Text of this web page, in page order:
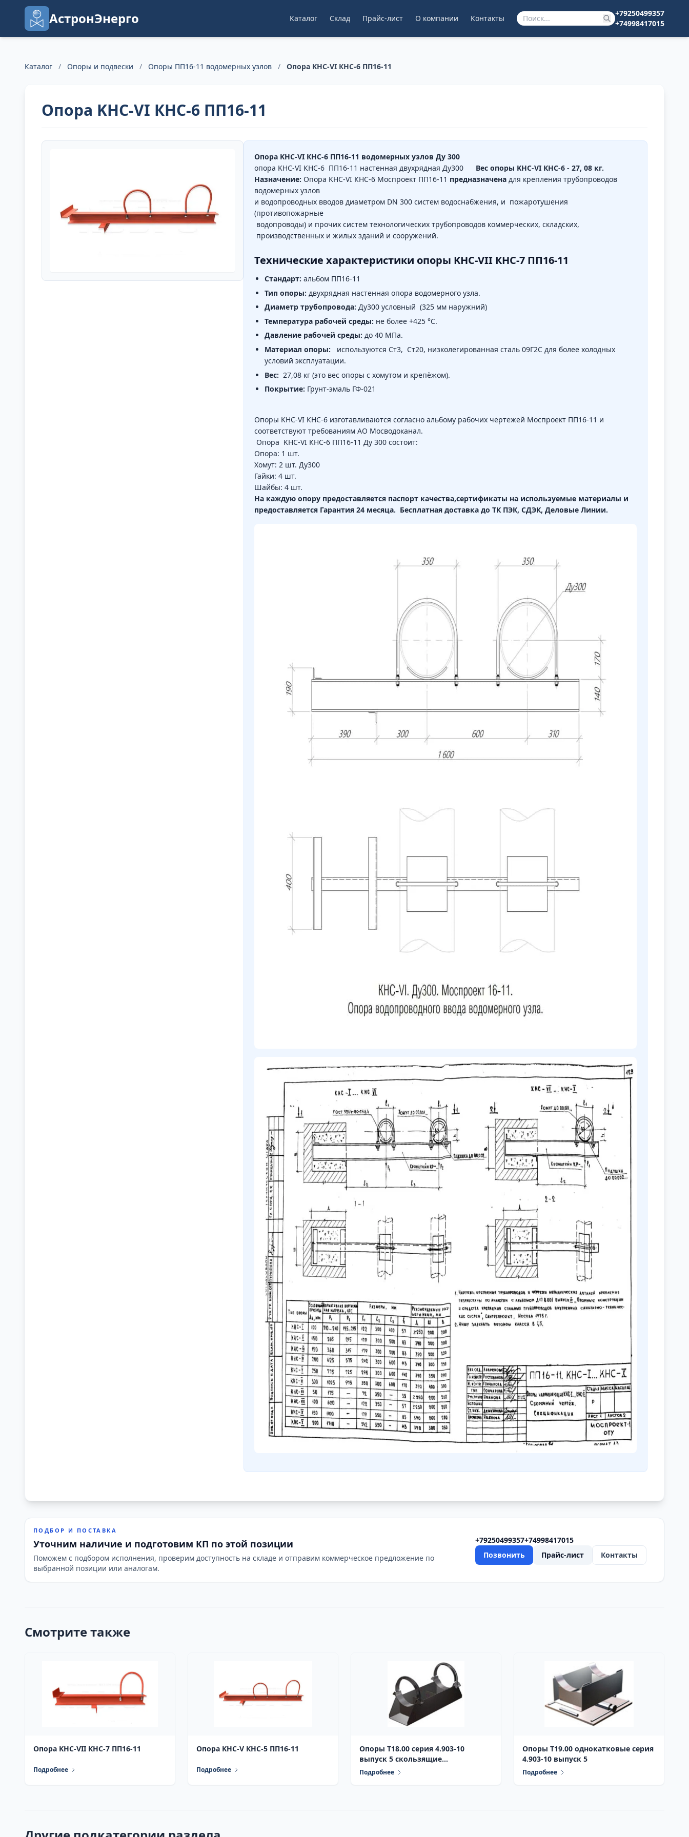
АстронЭнерго Каталог Склад Прайс-лист О компании Контакты
+79250499357
+74998417015
Каталог / Опоры и подвески / Опоры ПП16-11 водомерных узлов / Опора KHC-VI КНС-6 ПП16-11
Опора KHC-VI КНС-6 ПП16-11
Опора KHC-VI КНС-6 ПП16-11 водомерных узлов Ду 300
опора KHC-VI КНС-6 ПП16-11 настенная двухрядная Ду300
Вес опоры KHC-VI КНС-6 - 27, 08 кг.
Назначение: Опора KHC-VI КНС-6 Моспроект ПП16-11 предназначена для крепления трубопроводов
водомерных узлов
и водопроводных вводов диаметром DN 300 систем водоснабжения, и пожаротушения
(противопожарные
водопроводы) и прочих систем технологических трубопроводов коммерческих, складских,
производственных и жилых зданий и сооружений.
Технические характеристики опоры KHC-VII КНС-7 ПП16-11
Стандарт: альбом ПП16-11
Тип опоры: двухрядная настенная опора водомерного узла.
Диаметр трубопровода: Ду300 условный (325 мм наружний)
Температура рабочей среды: не более +425 °C.
Давление рабочей среды: до 40 МПа.
Материал опоры: используются Ст3, Ст20, низколегированная сталь 09Г2С для более холодных
условий эксплуатации.
Вес: 27,08 кг (это вес опоры с хомутом и крепёжом).
Покрытие: Грунт-эмаль ГФ-021
Опоры KHC-VI КНС-6 изготавливаются согласно альбому рабочих чертежей Моспроект ПП16-11 и
соответствуют требованиям АО Мосводоканал.
Опора KHC-VI КНС-6 ПП16-11 Ду 300 состоит:
Опора: 1 шт.
Хомут: 2 шт. Ду300
Гайки: 4 шт.
Шайбы: 4 шт.
На каждую опору предоставляется паспорт качества,сертификаты на используемые материалы и
предоставляется Гарантия 24 месяца. Бесплатная доставка до ТК ПЭК, СДЭК, Деловые Линии.
ПОДБОР И ПОСТАВКА
Уточним наличие и подготовим КП по этой позиции
Поможем с подбором исполнения, проверим доступность на складе и отправим коммерческое предложение по
выбранной позиции или аналогам.
+79250499357+74998417015
Позвонить
Прайс-лист Контакты
Смотрите также
Опора KHC-VII КНС-7 ПП16-11
Подробнее
Опора KHC-V КНС-5 ПП16-11
Подробнее
Опоры Т18.00 серия 4.903-10
выпуск 5 скользящие
диэлектрические
Подробнее
Опоры Т19.00 однокатковые серия
4.903-10 выпуск 5
Подробнее